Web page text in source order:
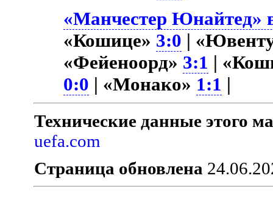
«Манчестер Юнайтед»
«Кошице» 3:0 |
«Фейеноорд» 3:1 |
0:0 | «Монако» 1:1 |
Технические данные этого
uefa.com
Страница обновлена